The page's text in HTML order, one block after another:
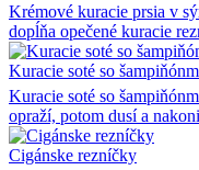
Krémové kuracie prsia v
dopĺňa opečené kuracie
Kuracie soté so
Kuracie soté so
opraží, potom dusí a
Cigánske rezníčky